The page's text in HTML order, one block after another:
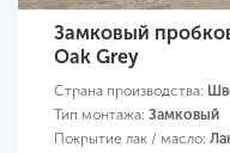
Замковый
Oak Grey
Страна производства:
Тип монтажа: Замковый
Покрытие лак / масло: